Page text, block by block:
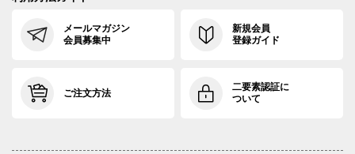
メールマガジン
会員募集中
新規会員
登録ガイド
ご注文方法
二要素認証に
ついて